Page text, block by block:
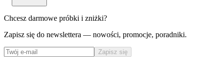
Chcesz darmowe próbki i zniżki?
Zapisz się do newslettera — nowości, promocje, poradniki.
Zapisz się